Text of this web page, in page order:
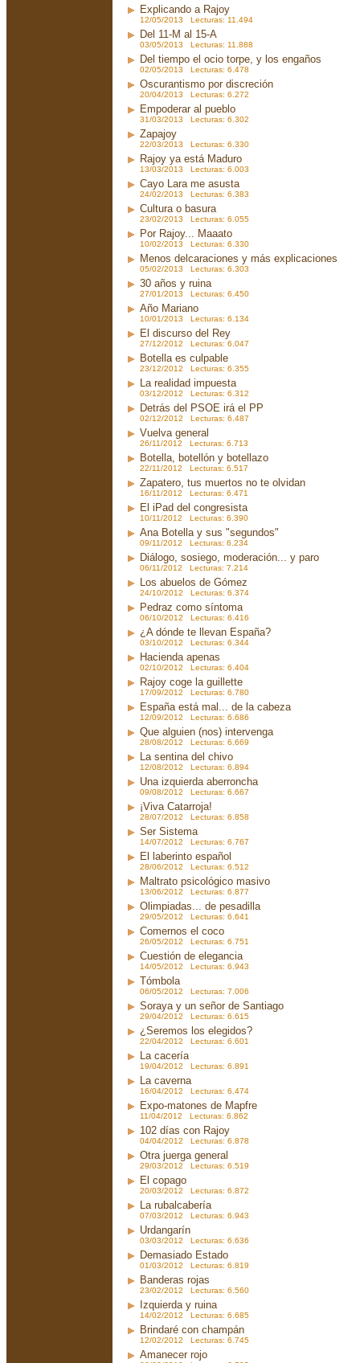
Explicando a Rajoy
12/05/2013 Lecturas: 11.494
Del 11-M al 15-A
03/05/2013 Lecturas: 11.888
Del tiempo el ocio torpe, y los engaños
02/05/2013 Lecturas: 6.478
Oscurantismo por discreción
20/04/2013 Lecturas: 6.272
Empoderar al pueblo
31/03/2013 Lecturas: 6.302
Zapajoy
22/03/2013 Lecturas: 6.330
Rajoy ya está Maduro
13/03/2013 Lecturas: 6.003
Cayo Lara me asusta
24/02/2013 Lecturas: 6.383
Cultura o basura
23/02/2013 Lecturas: 6.055
Por Rajoy... Maaato
10/02/2013 Lecturas: 6.330
Menos delcaraciones y más explicaciones
05/02/2013 Lecturas: 6.303
30 años y ruina
27/01/2013 Lecturas: 6.450
Año Mariano
10/01/2013 Lecturas: 6.134
El discurso del Rey
27/12/2012 Lecturas: 6.047
Botella es culpable
23/12/2012 Lecturas: 6.355
La realidad impuesta
03/12/2012 Lecturas: 6.312
Detrás del PSOE irá el PP
02/12/2012 Lecturas: 6.487
Vuelva general
26/11/2012 Lecturas: 6.713
Botella, botellón y botellazo
22/11/2012 Lecturas: 6.517
Zapatero, tus muertos no te olvidan
16/11/2012 Lecturas: 6.471
El iPad del congresista
10/11/2012 Lecturas: 6.390
Ana Botella y sus "segundos"
09/11/2012 Lecturas: 6.234
Diálogo, sosiego, moderación... y paro
06/11/2012 Lecturas: 7.214
Los abuelos de Gómez
24/10/2012 Lecturas: 6.374
Pedraz como síntoma
06/10/2012 Lecturas: 6.416
¿A dónde te llevan España?
03/10/2012 Lecturas: 6.344
Hacienda apenas
02/10/2012 Lecturas: 6.404
Rajoy coge la guillette
17/09/2012 Lecturas: 6.780
España está mal... de la cabeza
12/09/2012 Lecturas: 6.686
Que alguien (nos) intervenga
28/08/2012 Lecturas: 6.669
La sentina del chivo
12/08/2012 Lecturas: 6.894
Una izquierda aberroncha
09/08/2012 Lecturas: 6.667
¡Viva Catarroja!
28/07/2012 Lecturas: 6.858
Ser Sistema
14/07/2012 Lecturas: 6.767
El laberinto español
28/06/2012 Lecturas: 6.512
Maltrato psicológico masivo
13/06/2012 Lecturas: 6.877
Olimpiadas... de pesadilla
29/05/2012 Lecturas: 6.641
Comernos el coco
26/05/2012 Lecturas: 6.751
Cuestión de elegancia
14/05/2012 Lecturas: 6.943
Tómbola
06/05/2012 Lecturas: 7.006
Soraya y un señor de Santiago
29/04/2012 Lecturas: 6.615
¿Seremos los elegidos?
22/04/2012 Lecturas: 6.601
La cacería
19/04/2012 Lecturas: 6.891
La caverna
16/04/2012 Lecturas: 6.474
Expo-matones de Mapfre
11/04/2012 Lecturas: 6.862
102 días con Rajoy
04/04/2012 Lecturas: 6.878
Otra juerga general
29/03/2012 Lecturas: 6.519
El copago
20/03/2012 Lecturas: 6.872
La rubalcabería
07/03/2012 Lecturas: 6.943
Urdangarín
03/03/2012 Lecturas: 6.636
Demasiado Estado
01/03/2012 Lecturas: 6.819
Banderas rojas
23/02/2012 Lecturas: 6.560
Izquierda y ruina
14/02/2012 Lecturas: 6.685
Brindaré con champán
12/02/2012 Lecturas: 6.745
Amanecer rojo